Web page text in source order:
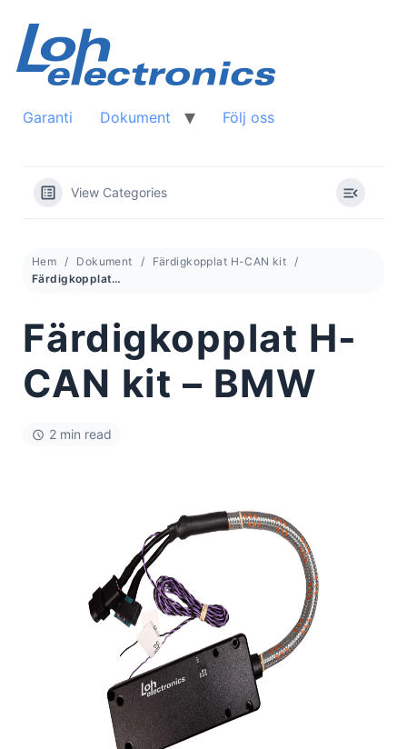
content
Garanti Dokument Följ oss
View Categories
Hem Dokument
Färdigkopplat H-CAN kit
Färdigkopplat H-CAN kit – BMW
Färdigkopplat H-
CAN kit – BMW
2 min read